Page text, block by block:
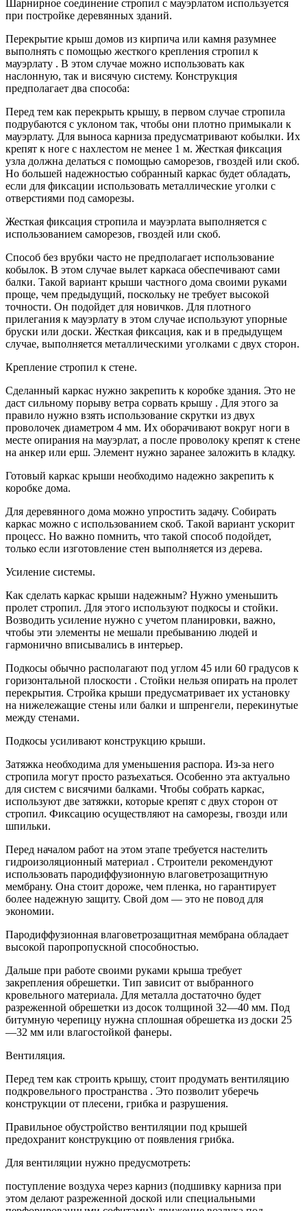
Шарнирное соединение стропил с мауэрлатом используется
при постройке деревянных зданий.
Перекрытие крыш домов из кирпича или камня разумнее
выполнять с помощью жесткого крепления стропил к
мауэрлату . В этом случае можно использовать как
наслонную, так и висячую систему. Конструкция
предполагает два способа:
Перед тем как перекрыть крышу, в первом случае стропила
подрубаются с уклоном так, чтобы они плотно примыкали к
мауэрлату. Для выноса карниза предусматривают кобылки. Их
крепят к ноге с нахлестом не менее 1 м. Жесткая фиксация
узла должна делаться с помощью саморезов, гвоздей или скоб.
Но большей надежностью собранный каркас будет обладать,
если для фиксации использовать металлические уголки с
отверстиями под саморезы.
Жесткая фиксация стропила и мауэрлата выполняется с
использованием саморезов, гвоздей или скоб.
Способ без врубки часто не предполагает использование
кобылок. В этом случае вылет каркаса обеспечивают сами
балки. Такой вариант крыши частного дома своими руками
проще, чем предыдущий, поскольку не требует высокой
точности. Он подойдет для новичков. Для плотного
прилегания к мауэрлату в этом случае используют упорные
бруски или доски. Жесткая фиксация, как и в предыдущем
случае, выполняется металлическими уголками с двух сторон.
Крепление стропил к стене.
Сделанный каркас нужно закрепить к коробке здания. Это не
даст сильному порыву ветра сорвать крышу . Для этого за
правило нужно взять использование скрутки из двух
проволочек диаметром 4 мм. Их оборачивают вокруг ноги в
месте опирания на мауэрлат, а после проволоку крепят к стене
на анкер или ерш. Элемент нужно заранее заложить в кладку.
Готовый каркас крыши необходимо надежно закрепить к
коробке дома.
Для деревянного дома можно упростить задачу. Собирать
каркас можно с использованием скоб. Такой вариант ускорит
процесс. Но важно помнить, что такой способ подойдет,
только если изготовление стен выполняется из дерева.
Усиление системы.
Как сделать каркас крыши надежным? Нужно уменьшить
пролет стропил. Для этого используют подкосы и стойки.
Возводить усиление нужно с учетом планировки, важно,
чтобы эти элементы не мешали пребыванию людей и
гармонично вписывались в интерьер.
Подкосы обычно располагают под углом 45 или 60 градусов к
горизонтальной плоскости . Стойки нельзя опирать на пролет
перекрытия. Стройка крыши предусматривает их установку
на нижележащие стены или балки и шпренгели, перекинутые
между стенами.
Подкосы усиливают конструкцию крыши.
Затяжка необходима для уменьшения распора. Из-за него
стропила могут просто разъехаться. Особенно эта актуально
для систем с висячими балками. Чтобы собрать каркас,
используют две затяжки, которые крепят с двух сторон от
стропил. Фиксацию осуществляют на саморезы, гвозди или
шпильки.
Перед началом работ на этом этапе требуется настелить
гидроизоляционный материал . Строители рекомендуют
использовать пародиффузионную влаговетрозащитную
мембрану. Она стоит дороже, чем пленка, но гарантирует
более надежную защиту. Свой дом — это не повод для
экономии.
Пародиффузионная влаговетрозащитная мембрана обладает
высокой паропропускной способностью.
Дальше при работе своими руками крыша требует
закрепления обрешетки. Тип зависит от выбранного
кровельного материала. Для металла достаточно будет
разреженной обрешетки из досок толщиной 32—40 мм. Под
битумную черепицу нужна сплошная обрешетка из доски 25
—32 мм или влагостойкой фанеры.
Вентиляция.
Перед тем как строить крышу, стоит продумать вентиляцию
подкровельного пространства . Это позволит уберечь
конструкции от плесени, грибка и разрушения.
Правильное обустройство вентиляции под крышей
предохранит конструкцию от появления грибка.
Для вентиляции нужно предусмотреть:
поступление воздуха через карниз (подшивку карниза при
этом делают разреженной доской или специальными